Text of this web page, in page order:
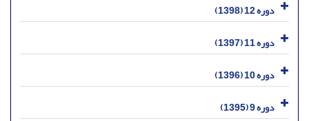
دوره 12 (1398)
دوره 11 (1397)
دوره 10 (1396)
دوره 9 (1395)